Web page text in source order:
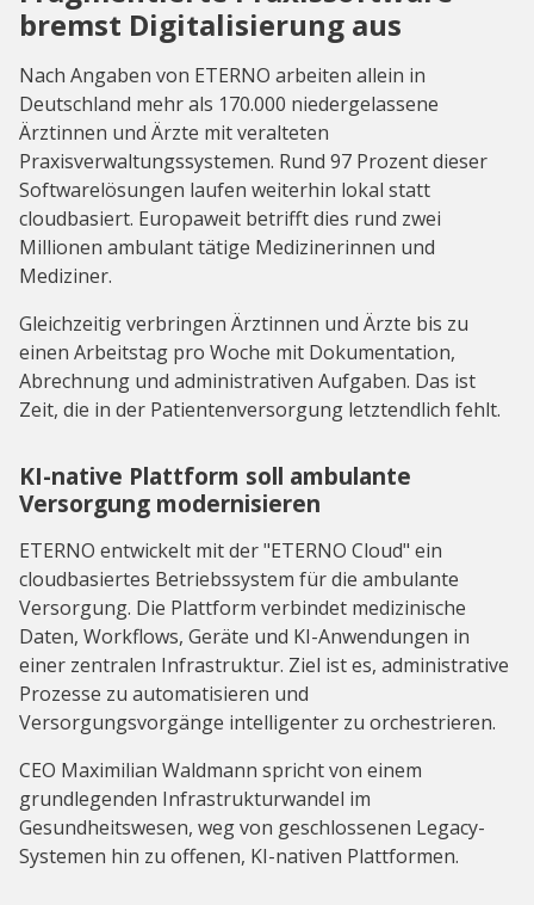
bremst Digitalisierung aus
Nach Angaben von ETERNO arbeiten allein in
Deutschland mehr als 170.000 niedergelassene
Ärztinnen und Ärzte mit veralteten
Praxisverwaltungssystemen. Rund 97 Prozent dieser
Softwarelösungen laufen weiterhin lokal statt
cloudbasiert. Europaweit betrifft dies rund zwei
Millionen ambulant tätige Medizinerinnen und
Mediziner.
Gleichzeitig verbringen Ärztinnen und Ärzte bis zu
einen Arbeitstag pro Woche mit Dokumentation,
Abrechnung und administrativen Aufgaben. Das ist
Zeit, die in der Patientenversorgung letztendlich fehlt.
KI-native Plattform soll ambulante
Versorgung modernisieren
ETERNO entwickelt mit der "ETERNO Cloud" ein
cloudbasiertes Betriebssystem für die ambulante
Versorgung. Die Plattform verbindet medizinische
Daten, Workflows, Geräte und KI-Anwendungen in
einer zentralen Infrastruktur. Ziel ist es, administrative
Prozesse zu automatisieren und
Versorgungsvorgänge intelligenter zu orchestrieren.
CEO Maximilian Waldmann spricht von einem
grundlegenden Infrastrukturwandel im
Gesundheitswesen, weg von geschlossenen Legacy-
Systemen hin zu offenen, KI-nativen Plattformen.